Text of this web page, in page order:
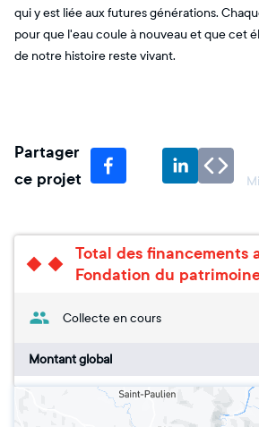
qui y est liée aux futures générations.
pour que l'eau coule à nouveau et que cet
de notre histoire reste vivant.
Partager
ce projet
Total des financements
Fondation du
Collecte en cours
Montant global